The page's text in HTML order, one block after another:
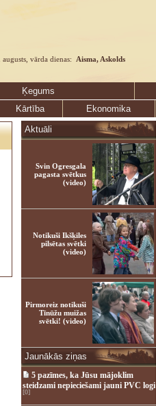
vārda dienas: Aisma, Askolds
Ķegums
Kārtība Ekonomika
Aktuāli
Svin Ogresgala
pagasta svētkus
(video)
Notikuši Ikšķiles
pilsētas svētki
(video)
Pirmoreiz notikuši
Tīnūžu muižas
svētki! (video)
Jaunākās ziņas
5 pazīmes, ka Jūsu mājoklim
steidzami nepieciešami jauni PVC logi
[0]